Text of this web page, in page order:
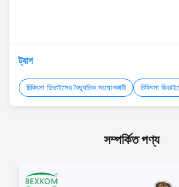
ট্যাগ
চিকিৎসা ডিভাইসের বৈদ্যুতিক সংযোগকারী চিকিৎসা
সম্পর্কিত পণ্য